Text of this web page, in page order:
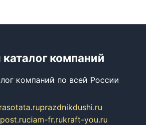
компаний
компаний по всей России
prazdnikdushi.ru
ciam-fr.rukraft-you.ru